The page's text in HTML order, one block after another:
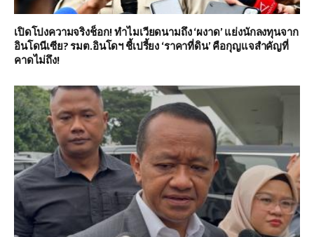
เปิดโปงความจริงช็อก! ทำไมเวียดนามถึง ‘ผงาด’ แย่งนักลงทุนจาก
อินโดนีเซีย? รมต.อินโดฯ ชี้เปรี้ยง ‘ราคาที่ดิน’ คือกุญแจสำคัญที่
คาดไม่ถึง!